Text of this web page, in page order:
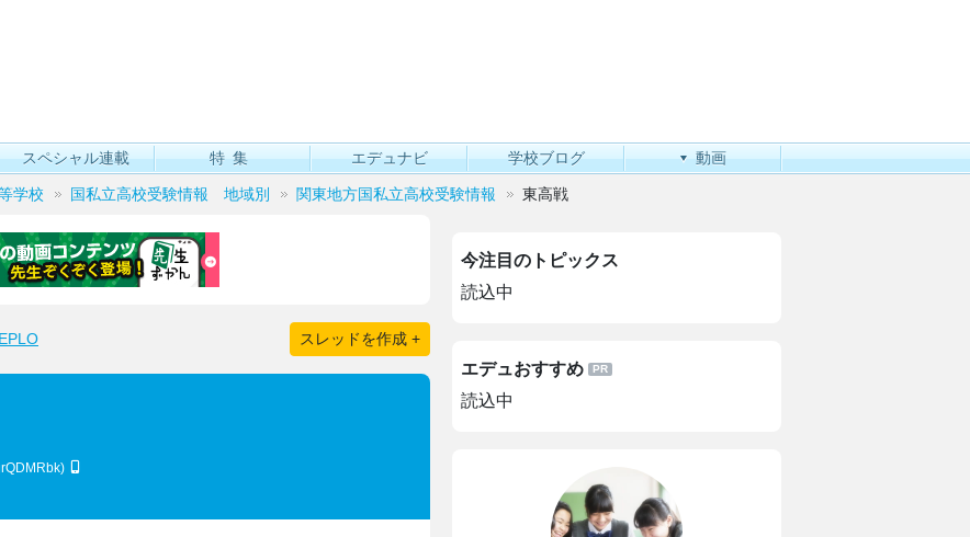
スペシャル連載 特集 エデュナビ 学校ブログ 動画
学校 国私立高校受験情報 地域別 関東地方国私立高校受験情報 東高戦
スレッドを作成 +
今注目のトピックス
読込中
エデュおすすめ
読込中